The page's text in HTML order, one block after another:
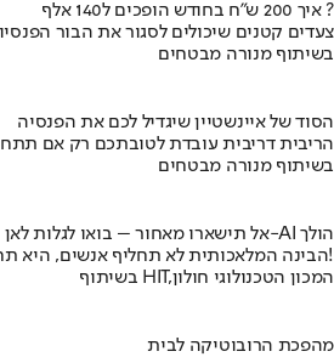
איך 200 ש"ח בחודש הופכים ל140 אלף ?
צעדים קטנים שיכולים לסגור את הבור
בשיתוף מנורה מבטחים
הסוד של איינשטיין שיגדיל לכם את הפנסיה
הריבית דריבית עובדת לטובתכם רק אם
בשיתוף מנורה מבטחים
אל תישארו מאחור – בואו לגלות לאן ה-AI הולך
הבינה המלאכותית לא תחליף אנשים, היא תחליף את מי שלא משתמש בה!
בשיתוף HIT,המכון הטכנולוגי חולון
מהפכת הרובוטיקה לבית